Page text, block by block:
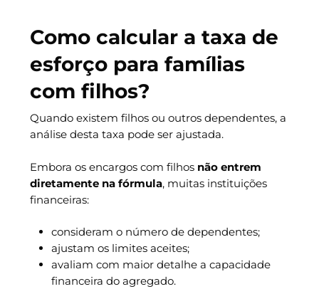
Como calcular a taxa de
esforço para famílias
com filhos?
Quando existem filhos ou outros dependentes, a
análise desta taxa pode ser ajustada.
Embora os encargos com filhos não entrem
diretamente na fórmula, muitas instituições
financeiras:
consideram o número de dependentes;
ajustam os limites aceites;
avaliam com maior detalhe a capacidade
financeira do agregado.